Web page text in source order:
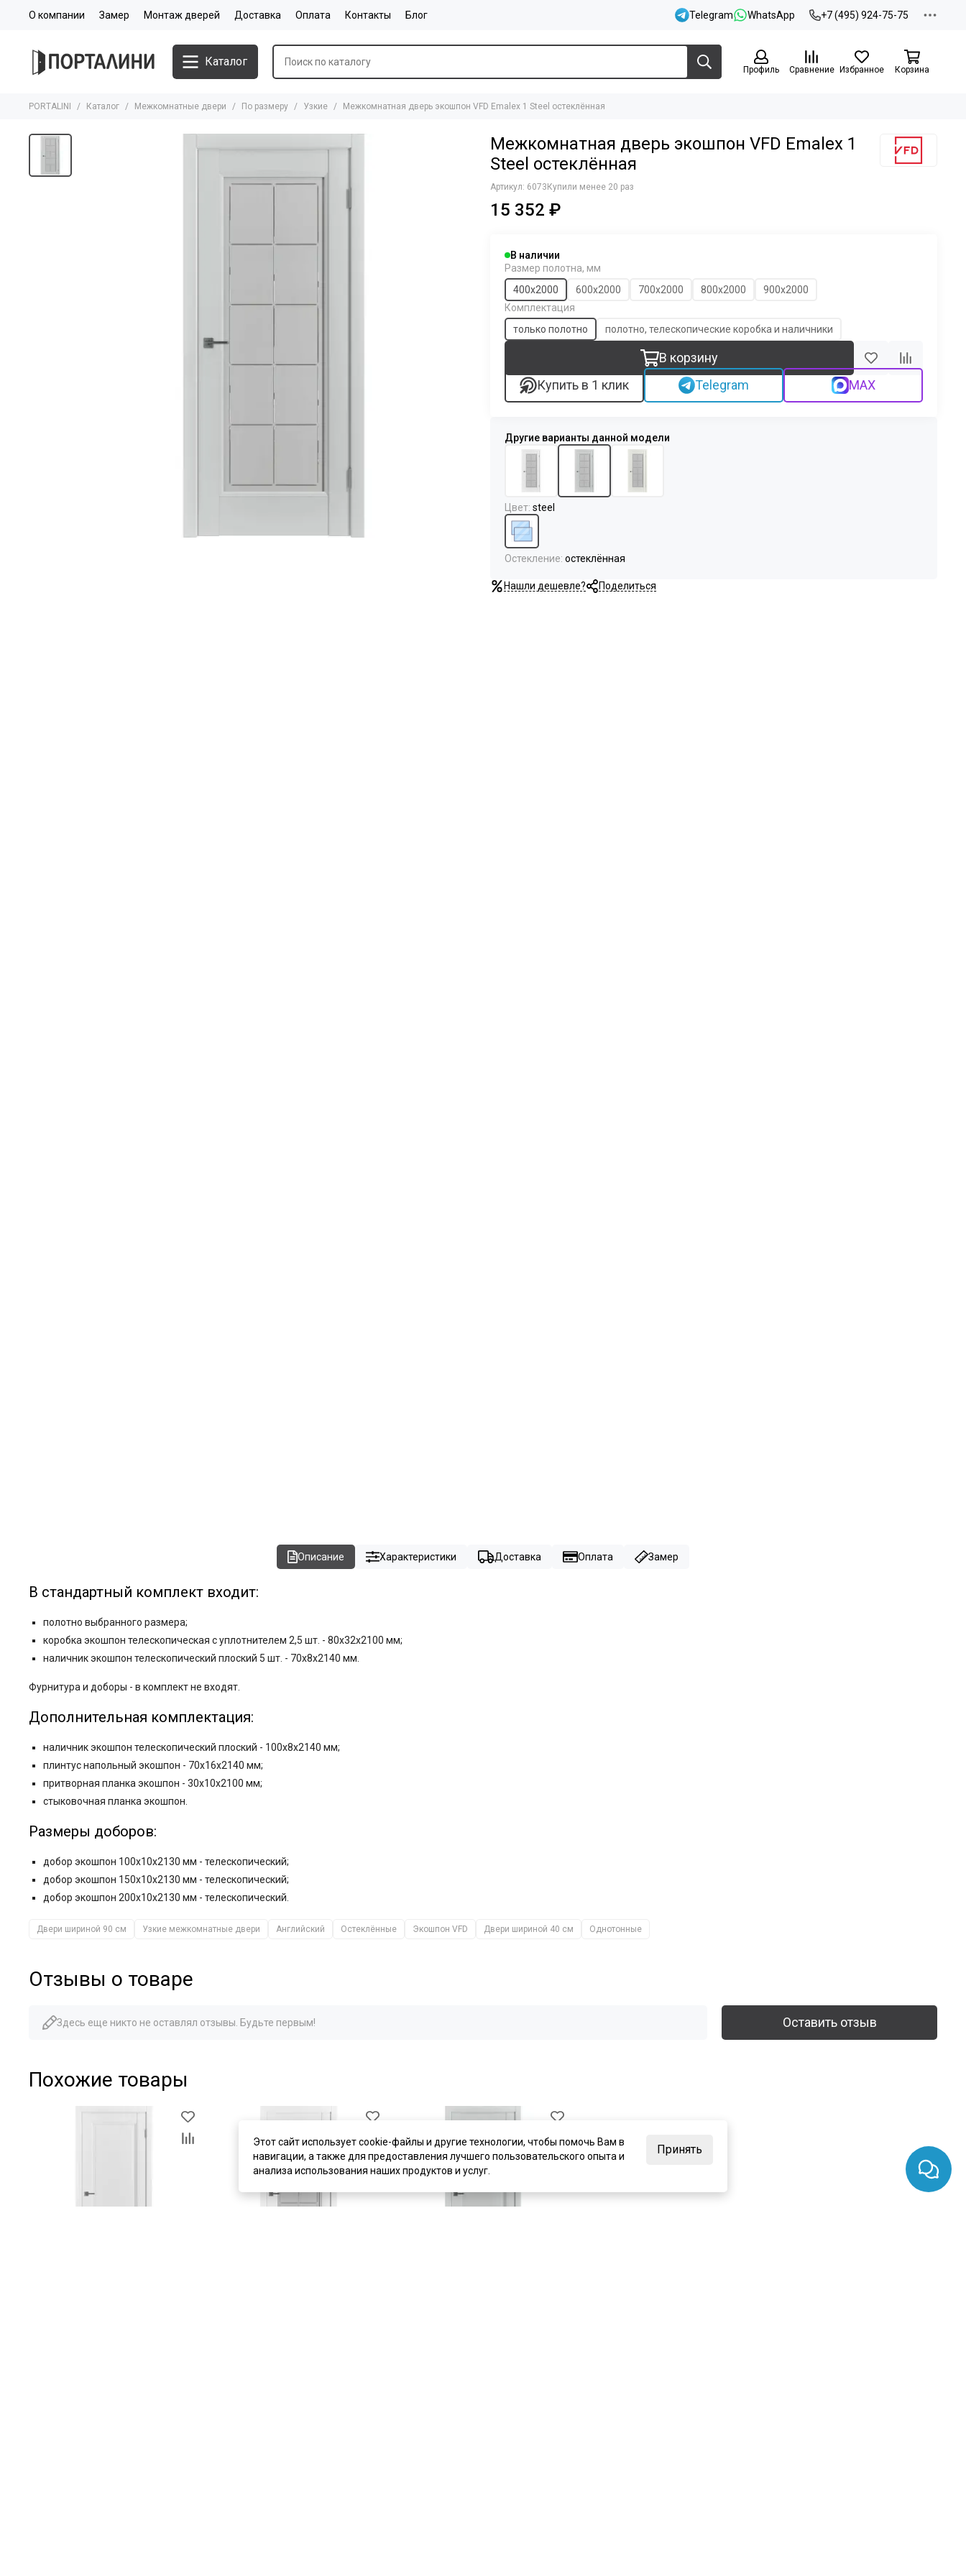
О компании Замер Монтаж дверей Доставка Оплата Контакты Блог Telegram WhatsApp +7 (495) 924-75-75
Каталог
Профиль Сравнение Избранное Корзина
PORTALINI Каталог Межкомнатные двери По размеру Узкие Межкомнатная дверь экошпон VFD Emalex 1 Steel остеклённая
Межкомнатная дверь экошпон VFD Emalex 1
Steel остеклённая
Артикул: 6073 Купили менее 20 раз
15 352 ₽
В наличии
Размер полотна, мм
400x2000
600х2000 700х2000 800х2000
900х2000
Комплектация
только полотно
полотно, телескопические коробка и наличники
В корзину
Купить в 1 клик
Telegram MAX
Цвет: steel
Остекление: остеклённая
Нашли дешевле? Поделиться
Описание Характеристики Доставка Оплата Замер
В стандартный комплект входит:
полотно выбранного размера;
коробка экошпон телескопическая с уплотнителем 2,5 шт. - 80x32x2100 мм;
наличник экошпон телескопический плоский 5 шт. - 70x8x2140 мм.
Фурнитура и доборы - в комплект не входят.
Дополнительная комплектация:
наличник экошпон телескопический плоский - 100x8x2140 мм;
плинтус напольный экошпон - 70x16x2140 мм;
притворная планка экошпон - 30x10x2100 мм;
стыковочная планка экошпон.
Размеры доборов:
добор экошпон 100x10x2130 мм - телескопический;
добор экошпон 150x10x2130 мм - телескопический;
добор экошпон 200x10x2130 мм - телескопический.
Двери шириной 90 см Узкие межкомнатные двери Английский Остеклённые Экошпон VFD Двери шириной 40 см Однотонные
Отзывы о товаре
Здесь еще никто не оставлял отзывы. Будьте первым! Оставить отзыв
Похожие товары
Этот сайт использует cookie-файлы и другие технологии, чтобы помочь Вам в
навигации, а также для предоставления лучшего пользовательского опыта и
анализа использования наших продуктов и услуг.
Принять